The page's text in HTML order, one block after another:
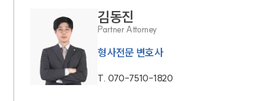
김동진
Partner Attorney
형사전문 변호사
T. 070-7510-1820